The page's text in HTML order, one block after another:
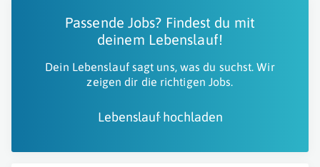
Passende Jobs? Findest du mit
deinem Lebenslauf!
Dein Lebenslauf sagt uns, was du suchst. Wir
zeigen dir die richtigen Jobs.
Lebenslauf hochladen